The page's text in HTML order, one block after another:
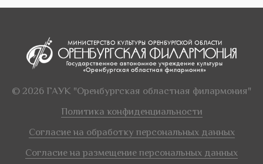
© 2026 ГАУК "Оренбургская областная филармония"
Политика конфиденциальности
Согласие на обработку персональных данных
Согласие на размещение персональных данных